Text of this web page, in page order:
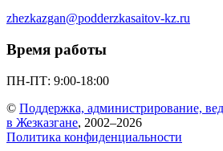
zhezkazgan@podderzkasaitov-kz.ru
Время работы
ПН-ПТ: 9:00-18:00
© Поддержка, администрирование,
в Жезказгане, 2002–2026
Политика конфиденциальности